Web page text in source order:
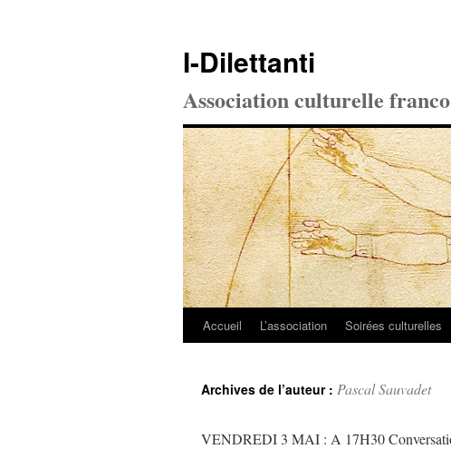
I-Dilettanti
Association culturelle
Aller
contenu
Accueil L’association Soirées culturelles
Archives de l’auteur : Pascal Sauvadet
VENDREDI 3 MAI : A 17H30